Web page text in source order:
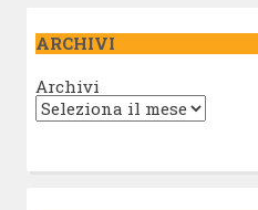
ARCHIVI
Archivi